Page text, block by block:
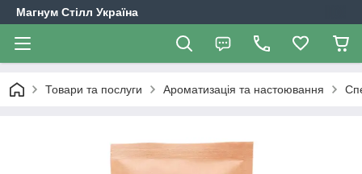
Магнум Стілл Україна
Товари та послуги Ароматизація та настоювання